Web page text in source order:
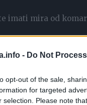
- Do Not
opt-out of the sale,
for targeted
selection. Please note
imati mira od